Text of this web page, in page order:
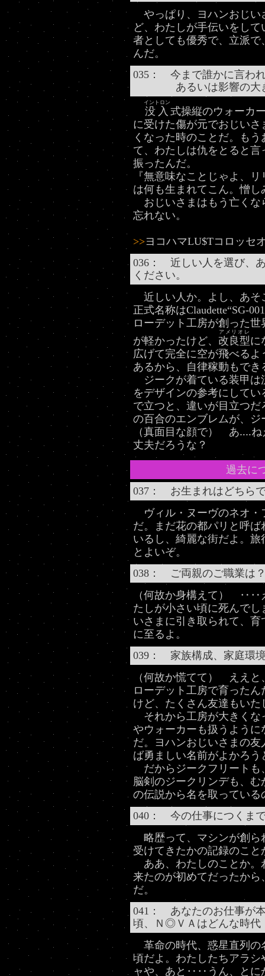
やっぱり、ヨハンおじい
ど、わたしが手伝いをし
者としても優秀で、立派
んだ。
035： 今まで誰かに言わ
あるいは影響の大き
没入
イントロン
式操縦のウォーカ
に受けた傷が元でおじい
くなった時のことだ。も
て、わたしは仇をとると
振ったんだ。
『無意味なことじゃよ、
は何も生まれてこん。憎
おじいさまはもう亡くな
忘れない。
>>ヨコハマLU$Tコロッセ
036： 近しい人を選び、
ください。
近しい人か。よし、あそ
正式名称はClaudette“SG-
ローデット工房が創った
が軽かったけど、 改良型
アメリオレ
に
広げて完全に空が飛べる
あるから、自律稼動もでき
ジークが着ている装甲は
をデザインの参考にして
で立つと、違いが目立つ
の百合のエンブレムが、
（真面目な顔で） あ‥‥
丈夫だろうな？
過去に
037： お生まれはどちら
ヴィル・ヌーヴのネオ・
だ。まだ花の都パリと呼
いるし、綺麗な街だよ。
とよいぞ。
038： ご両親のご職業は
（何故か身構えて） ‥‥
たしが小さい頃に死んで
いさまに引き取られて、
に至るよ。
039： 家族構成、家庭環
（何故か慌てて） ええと
ローデット工房で育った
けど、たくさん友達もい
それから工房が大きくな
やウォーカーも扱うよう
だ。ヨハンおじいさまの
ば勇ましい名前がよかろ
だからジークフリートも
脳剣のジークリンデも、
の伝説から名を取っている
040： 今の仕事につくま
略歴って、マシンが創ら
受けてきたかの記録のこと
ああ、わたしのことか
来たのが初めてだったか
だ。
041： あなたのお仕事が
頃、Ｎ◎ＶＡはどんな時代
革命の時代、惑星直列の
頃だよ。わたしたちアラ
ャや、あと‥‥うん、とに